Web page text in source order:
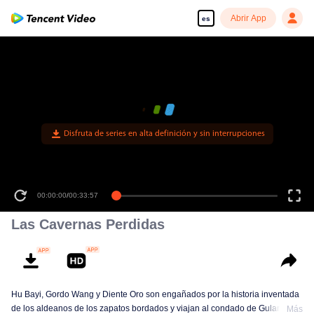
es Abrir App
Disfruta de series en alta definición y sin interrupciones
00:00:00/00:33:57
Las Cavernas Perdidas
Hu Bayi, Gordo Wang y Diente Oro son engañados por la historia inventada
de los aldeanos de los zapatos bordados y viajan al condado de Gulan enMás